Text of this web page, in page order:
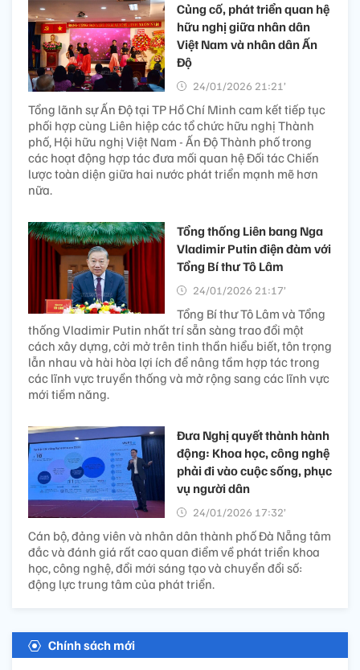
Củng cố, phát triển quan hệ
hữu nghị giữa nhân dân
Việt Nam và nhân dân Ấn
Độ
24/01/2026 21:21’
Tổng lãnh sự Ấn Độ tại TP Hồ Chí Minh cam kết tiếp tục
phối hợp cùng Liên hiệp các tổ chức hữu nghị Thành
phố, Hội hữu nghị Việt Nam - Ấn Độ Thành phố trong
các hoạt động hợp tác đưa mối quan hệ Đối tác Chiến
lược toàn diện giữa hai nước phát triển mạnh mẽ hơn
nữa.
Tổng thống Liên bang Nga
Vladimir Putin điện đàm với
Tổng Bí thư Tô Lâm
24/01/2026 21:17’
Tổng Bí thư Tô Lâm và Tổng
thống Vladimir Putin nhất trí sẵn sàng trao đổi một
cách xây dựng, cởi mở trên tinh thần hiểu biết, tôn trọng
lẫn nhau và hài hòa lợi ích để nâng tầm hợp tác trong
các lĩnh vực truyền thống và mở rộng sang các lĩnh vực
mới tiềm năng.
Đưa Nghị quyết thành hành
động: Khoa học, công nghệ
phải đi vào cuộc sống, phục
vụ người dân ​
24/01/2026 17:32’
Cán bộ, đảng viên và nhân dân thành phố Đà Nẵng tâm
đắc và đánh giá rất cao quan điểm về phát triển khoa
học, công nghệ, đổi mới sáng tạo và chuyển đổi số:
động lực trung tâm của phát triển.
Chính sách mới